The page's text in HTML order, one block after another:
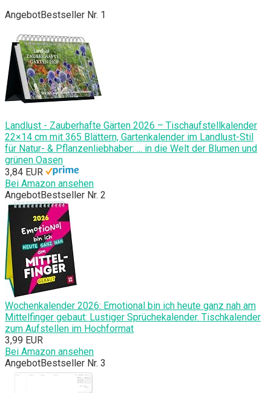
AngebotBestseller Nr. 1
Landlust - Zauberhafte Gärten 2026 – Tischaufstellkalender
22×14 cm mit 365 Blättern, Gartenkalender im Landlust-Stil
für Natur- & Pflanzenliebhaber: ... in die Welt der Blumen und
grünen Oasen
3,84 EUR
Bei Amazon ansehen
AngebotBestseller Nr. 2
Wochenkalender 2026: Emotional bin ich heute ganz nah am
Mittelfinger gebaut: Lustiger Sprüchekalender. Tischkalender
zum Aufstellen im Hochformat
3,99 EUR
Bei Amazon ansehen
AngebotBestseller Nr. 3